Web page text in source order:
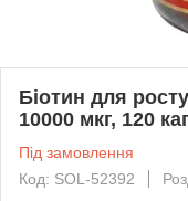
Біотин для
10000 мкг, 120
Під замовлення
Код: SOL-52392